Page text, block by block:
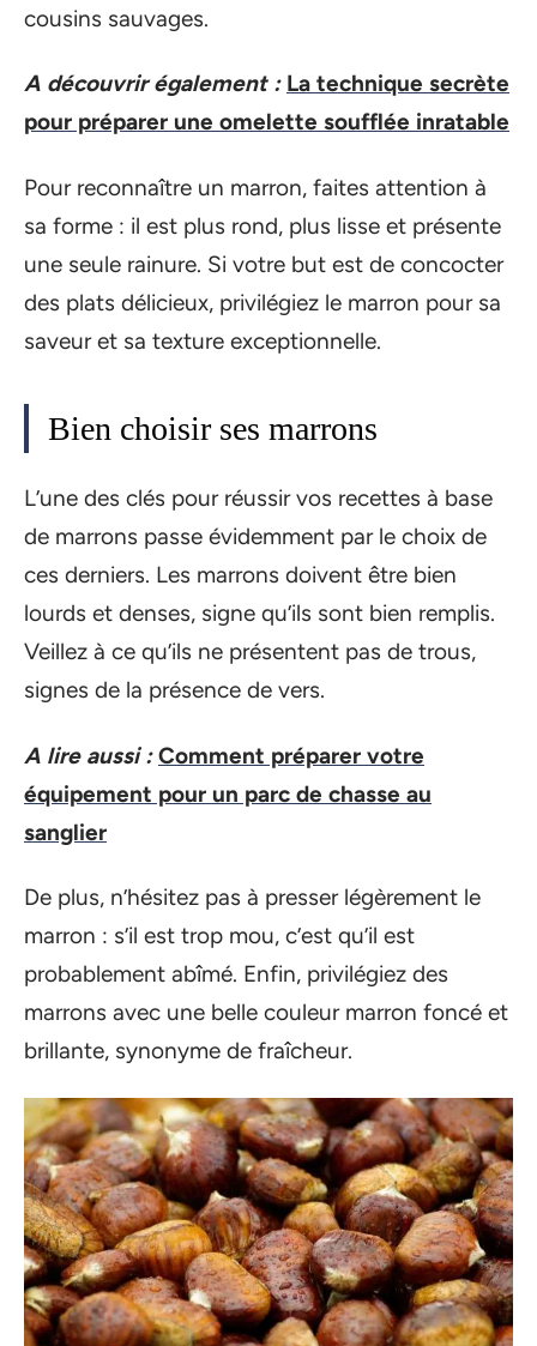
cousins sauvages.
A découvrir également : La technique secrète
pour préparer une omelette soufflée inratable
Pour reconnaître un marron, faites attention à
sa forme : il est plus rond, plus lisse et présente
une seule rainure. Si votre but est de concocter
des plats délicieux, privilégiez le marron pour sa
saveur et sa texture exceptionnelle.
Bien choisir ses marrons
L’une des clés pour réussir vos recettes à base
de marrons passe évidemment par le choix de
ces derniers. Les marrons doivent être bien
lourds et denses, signe qu’ils sont bien remplis.
Veillez à ce qu’ils ne présentent pas de trous,
signes de la présence de vers.
A lire aussi : Comment préparer votre
équipement pour un parc de chasse au
sanglier
De plus, n’hésitez pas à presser légèrement le
marron : s’il est trop mou, c’est qu’il est
probablement abîmé. Enfin, privilégiez des
marrons avec une belle couleur marron foncé et
brillante, synonyme de fraîcheur.